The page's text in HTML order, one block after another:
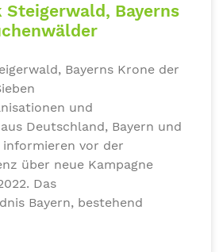
Bayerns
Bayerns Krone der
und
Deutschland, Bayern und
vor der
über neue Kampagne
Das
Bayern, bestehend